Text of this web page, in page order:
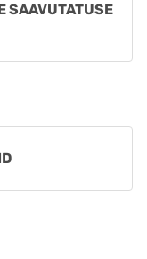
SAAVUTATUSE